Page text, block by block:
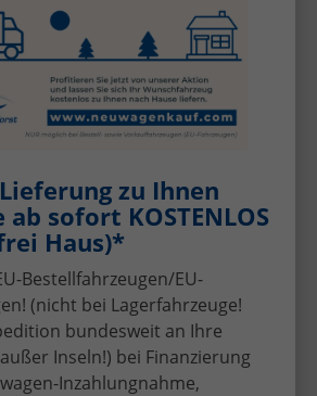
Anlieferung
direkt vor Ihre Haustür bei
Vorlauffahrzeugen (außer
für KIA Sportage/Stonic).*
Ihres
Finanzierungsangebote
zu günstigen
Beratung
Service per Telefon, E-Mail
in Selfkant-Tüddern.
Lieferung zu Ihnen
ab sofort KOSTENLOS
Haus)*
Bestellfahrzeugen/EU-
(nicht bei Lagerfahrzeuge!
bundesweit an Ihre
Inseln!) bei Finanzierung
Inzahlungnahme,